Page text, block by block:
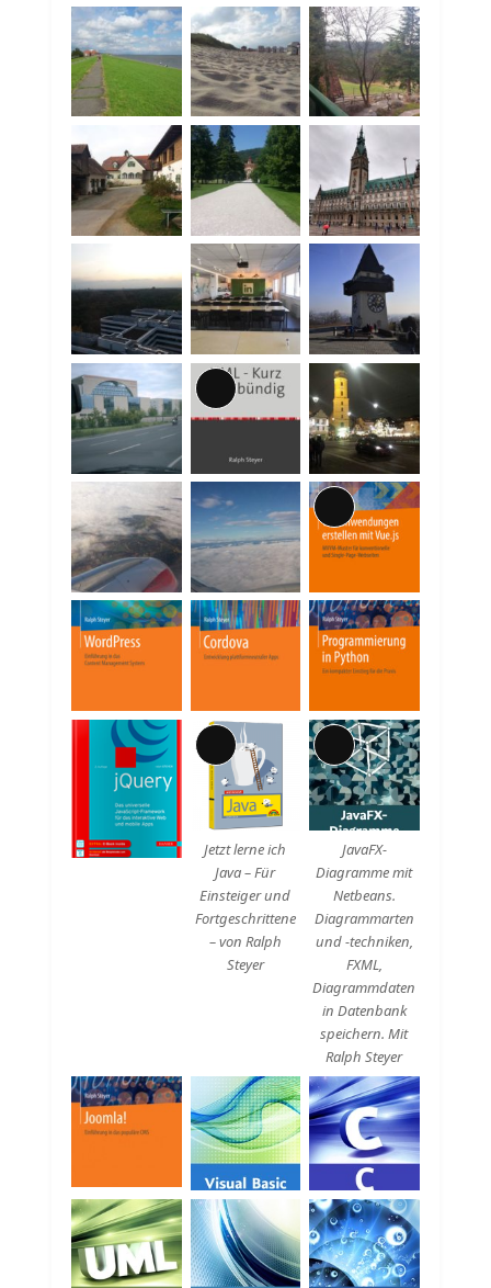
Lange
Beschreibung
Lange
Beschreibung
Lange
Beschreibung
Jetzt lerne ich
Java – Für
Einsteiger und
Fortgeschrittene
– von Ralph
Steyer
Lange
Beschreibung
JavaFX-
Diagramme mit
Netbeans.
Diagrammarten
und -techniken,
FXML,
Diagrammdaten
in Datenbank
speichern. Mit
Ralph Steyer